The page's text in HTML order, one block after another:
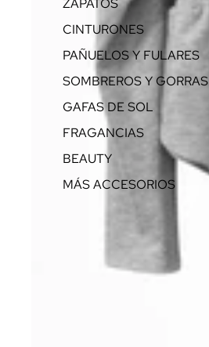
ZAPATOS
CINTURONES
PAÑUELOS Y FULARES
SOMBREROS Y GORRAS
GAFAS DE SOL
FRAGANCIAS
BEAUTY
MÁS ACCESORIOS